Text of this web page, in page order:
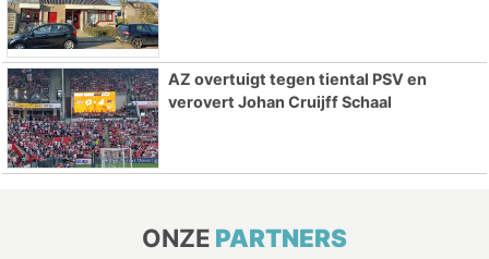
AZ overtuigt tegen tiental PSV en
verovert Johan Cruijff Schaal
ONZE PARTNERS